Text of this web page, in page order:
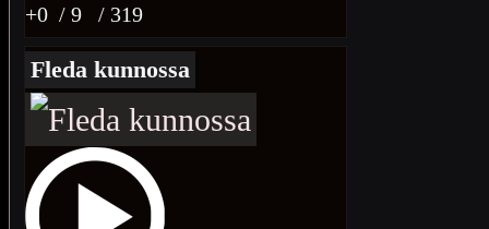
+0 / 9 / 319
Fleda kunnossa